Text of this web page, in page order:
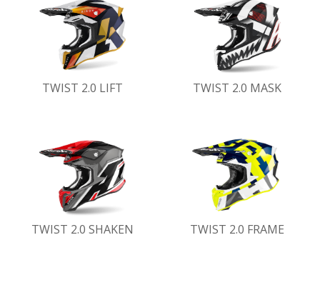
TWIST 2.0 LIFT TWIST 2.0 MASK
TWIST 2.0 SHAKEN TWIST 2.0 FRAME